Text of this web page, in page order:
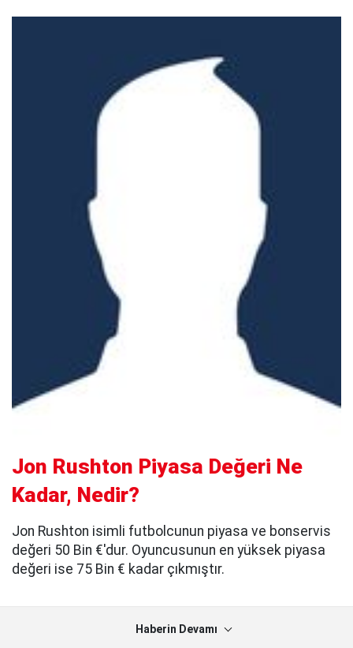
Jon Rushton Piyasa Değeri Ne
Kadar, Nedir?
Jon Rushton isimli futbolcunun piyasa ve bonservis
değeri 50 Bin €'dur. Oyuncusunun en yüksek piyasa
değeri ise 75 Bin € kadar çıkmıştır.
Haberin Devamı